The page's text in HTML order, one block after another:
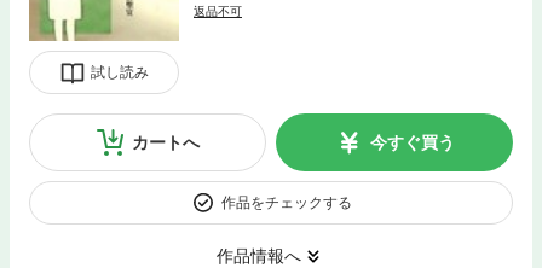
試し読み
返品不可
カートへ 今すぐ買う
作品をチェックする
作品情報へ